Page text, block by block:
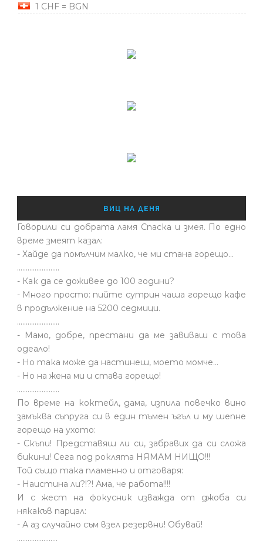
1 CHF = BGN
ВИЦ НА ДЕНЯ
Говорили си добрата ламя Спаска и змея. По едно
време змеят казал:
- Хайде да помълчим малко, че ми стана горещо...
........................
- Как да се доживее до 100 години?
- Много просто: пийте сутрин чаша горещо кафе
в продължение на 5200 седмици.
........................
- Мамо, добре, престани да ме завиваш с това
одеало!
- Но така може да настинеш, моето момче…
- Но на жена ми и става горещо!
........................
По време на коктейл, дама, изпила повечко вино
замъква съпруга си в един тъмен ъгъл и му шепне
горещо на ухото:
- Скъпи! Представяш ли си, забравих да си сложа
бикини! Сега под роклята НЯМАМ НИЩО!!!
Той също така пламенно и отговаря:
- Наистина ли?!?! Ама, че работа!!!!
И с жест на фокусник изважда от джоба си
някакъв парцал:
- А аз случайно съм взел резервни! Обувай!
.......................